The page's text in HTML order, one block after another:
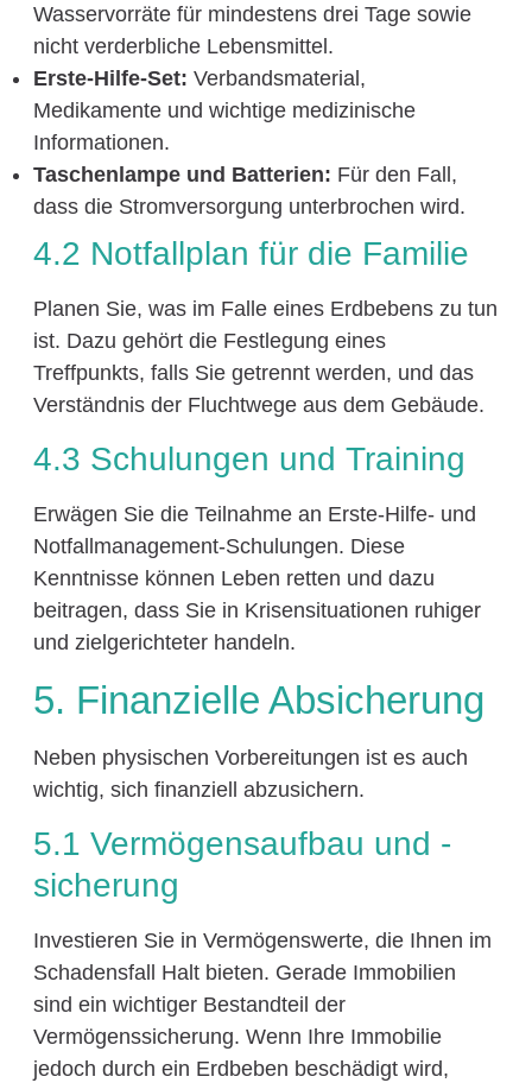
Wasservorräte für mindestens drei Tage sowie
nicht verderbliche Lebensmittel.
Erste-Hilfe-Set: Verbandsmaterial,
Medikamente und wichtige medizinische
Informationen.
Taschenlampe und Batterien: Für den Fall,
dass die Stromversorgung unterbrochen wird.
4.2 Notfallplan für die Familie
Planen Sie, was im Falle eines Erdbebens zu tun
ist. Dazu gehört die Festlegung eines
Treffpunkts, falls Sie getrennt werden, und das
Verständnis der Fluchtwege aus dem Gebäude.
4.3 Schulungen und Training
Erwägen Sie die Teilnahme an Erste-Hilfe- und
Notfallmanagement-Schulungen. Diese
Kenntnisse können Leben retten und dazu
beitragen, dass Sie in Krisensituationen ruhiger
und zielgerichteter handeln.
5. Finanzielle Absicherung
Neben physischen Vorbereitungen ist es auch
wichtig, sich finanziell abzusichern.
5.1 Vermögensaufbau und -
sicherung
Investieren Sie in Vermögenswerte, die Ihnen im
Schadensfall Halt bieten. Gerade Immobilien
sind ein wichtiger Bestandteil der
Vermögenssicherung. Wenn Ihre Immobilie
jedoch durch ein Erdbeben beschädigt wird,